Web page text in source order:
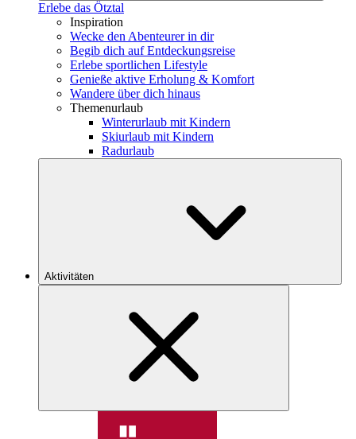
Erlebe das Ötztal
Inspiration
Wecke den Abenteurer in dir
Begib dich auf Entdeckungsreise
Erlebe sportlichen Lifestyle
Genieße aktive Erholung & Komfort
Wandere über dich hinaus
Themenurlaub
Winterurlaub mit Kindern
Skiurlaub mit Kindern
Radurlaub
Aktivitäten